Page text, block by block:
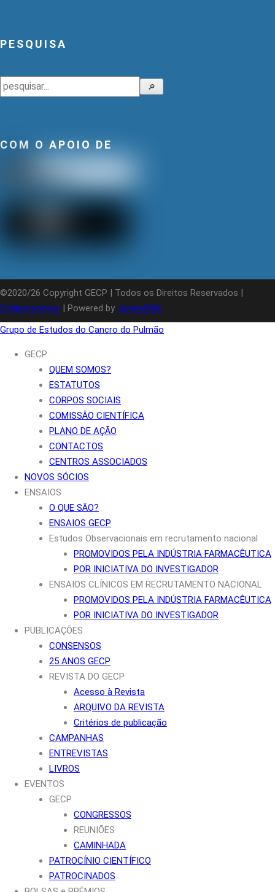
PESQUISA
Pesquisar 🔎
COM O APOIO DE
©2020/26 Copyright GECP | Todos os Direitos Reservados |
Colaboradores | Powered by JanelaWeb
Grupo de Estudos do Cancro do Pulmão
GECP
QUEM SOMOS?
ESTATUTOS
CORPOS SOCIAIS
COMISSÃO CIENTÍFICA
PLANO DE AÇÃO
CONTACTOS
CENTROS ASSOCIADOS
NOVOS SÓCIOS
ENSAIOS
O QUE SÃO?
ENSAIOS GECP
Estudos Observacionais em recrutamento nacional
PROMOVIDOS PELA INDÚSTRIA FARMACÊUTICA
POR INICIATIVA DO INVESTIGADOR
ENSAIOS CLÍNICOS EM RECRUTAMENTO NACIONAL
PROMOVIDOS PELA INDÚSTRIA FARMACÊUTICA
POR INICIATIVA DO INVESTIGADOR
PUBLICAÇÕES
CONSENSOS
25 ANOS GECP
REVISTA DO GECP
Acesso à Revista
ARQUIVO DA REVISTA
Critérios de publicação
CAMPANHAS
ENTREVISTAS
LIVROS
EVENTOS
GECP
CONGRESSOS
REUNIÕES
CAMINHADA
PATROCÍNIO CIENTÍFICO
PATROCINADOS